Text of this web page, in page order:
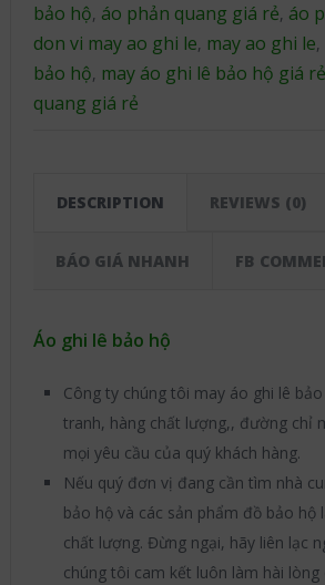
bảo hộ, áo phản quang giá rẻ, áo
don vi may ao ghi le, may ao ghi le,
bảo hộ, may áo ghi lê bảo hộ giá rẻ
quang giá rẻ
DESCRIPTION REVIEWS (0)
BÁO GIÁ NHANH FB
Áo ghi lê bảo hộ
Công ty chúng tôi may áo ghi lê
tranh, hàng chất lượng,, đường chỉ
mọi yêu cầu của quý khách hàng.
Nếu quý đơn vị đang cần tìm nhà
bảo hộ và các sản phẩm đồ bảo hộ
chất lượng. Đừng ngại, hãy liên lạc
chúng tôi cam kết luôn làm hài lòng